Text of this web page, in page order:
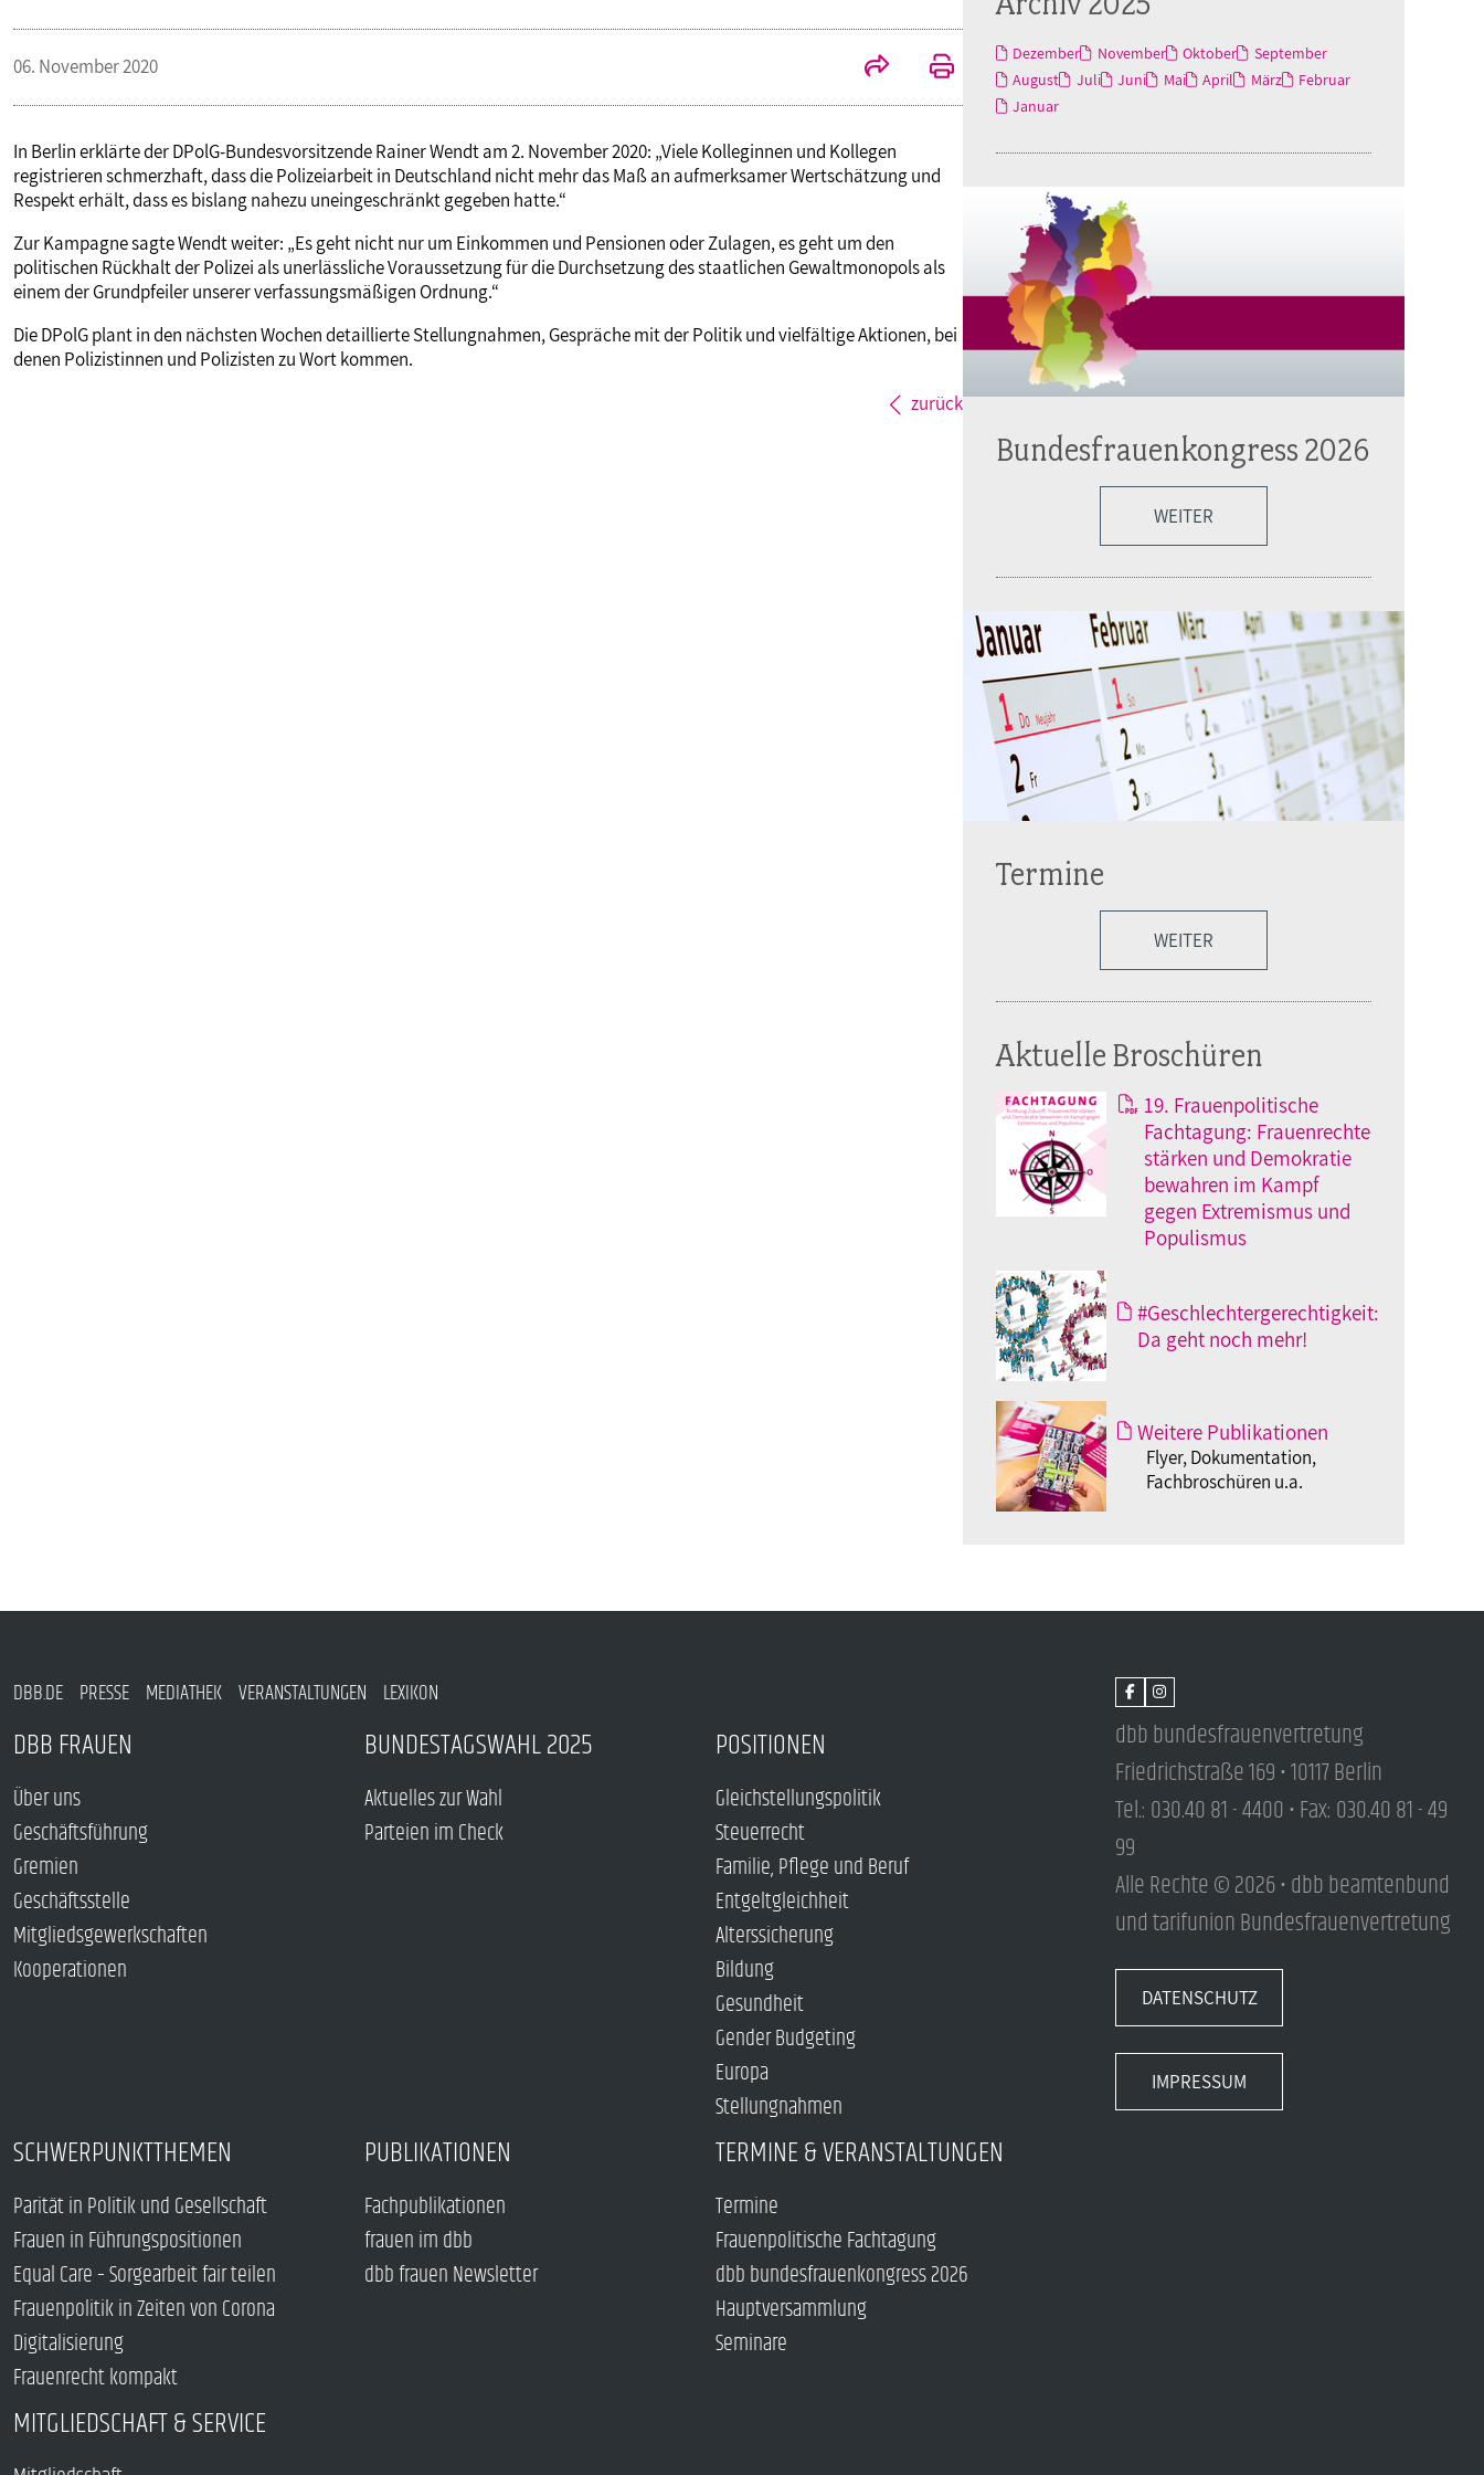
Mitgliedsgewerkschaften
Kooperationen
Alterssicherung
Bildung
Gesundheit
Gender Budgeting
Europa
Digitalisierung
Frauenrecht kompakt
PUBLIKATIONEN
TERMINE & VERANSTALTUNGEN
Seminare
MITGLIEDSCHAFT & SERVICE
Akademie
Verlag
06. November 2020
In Berlin erklärte der DPolG-Bundesvorsitzende Rainer Wendt am 2. November 2020: „Viele Kolleginnen und Kollegen
registrieren schmerzhaft, dass die Polizeiarbeit in Deutschland nicht mehr das Maß an aufmerksamer Wertschätzung und
Respekt erhält, dass es bislang nahezu uneingeschränkt gegeben hatte.“
Zur Kampagne sagte Wendt weiter: „Es geht nicht nur um Einkommen und Pensionen oder Zulagen, es geht um den
politischen Rückhalt der Polizei als unerlässliche Voraussetzung für die Durchsetzung des staatlichen Gewaltmonopols als
einem der Grundpfeiler unserer verfassungsmäßigen Ordnung.“
Die DPolG plant in den nächsten Wochen detaillierte Stellungnahmen, Gespräche mit der Politik und vielfältige Aktionen, bei
denen Polizistinnen und Polizisten zu Wort kommen.
zurück
Dezember November Oktober
September
August
Juli Juni Mai April März
Februar
Januar
Bundesfrauenkongress 2026
WEITER
Termine
WEITER
Aktuelle Broschüren
19. Frauenpolitische
Fachtagung: Frauenrechte
stärken und Demokratie
bewahren im Kampf
gegen Extremismus und
Populismus
#Geschlechtergerechtigkeit:
Da geht noch mehr!
Weitere Publikationen
Flyer, Dokumentation,
Fachbroschüren u.a.
DBB.DE PRESSE MEDIATHEK VERANSTALTUNGEN LEXIKON
DBB FRAUEN
Über uns
Geschäftsführung
Gremien
Geschäftsstelle
Mitgliedsgewerkschaften
Kooperationen
BUNDESTAGSWAHL 2025
Aktuelles zur Wahl
Parteien im Check
POSITIONEN
Gleichstellungspolitik
Steuerrecht
Familie, Pflege und Beruf
Entgeltgleichheit
Alterssicherung
Bildung
Gesundheit
Gender Budgeting
Europa
Stellungnahmen
SCHWERPUNKTTHEMEN
Parität in Politik und Gesellschaft
Frauen in Führungspositionen
Equal Care – Sorgearbeit fair teilen
Frauenpolitik in Zeiten von Corona
Digitalisierung
Frauenrecht kompakt
PUBLIKATIONEN
Fachpublikationen
frauen im dbb
dbb frauen Newsletter
TERMINE & VERANSTALTUNGEN
Termine
Frauenpolitische Fachtagung
dbb bundesfrauenkongress 2026
Hauptversammlung
Seminare
MITGLIEDSCHAFT & SERVICE
dbb bundesfrauenvertretung
Friedrichstraße 169 • 10117 Berlin
Tel.: 030.40 81 - 4400 • Fax: 030.40 81 - 49
99
Alle Rechte © 2026 • dbb beamtenbund
und tarifunion Bundesfrauenvertretung
DATENSCHUTZ
IMPRESSUM